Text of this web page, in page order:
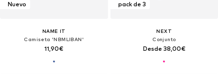
Nuevo
NAME IT
Camiseta 'NBMLIBAN'
11,90€
pack de 3
NEXT
Conjunto
Desde 38,00€